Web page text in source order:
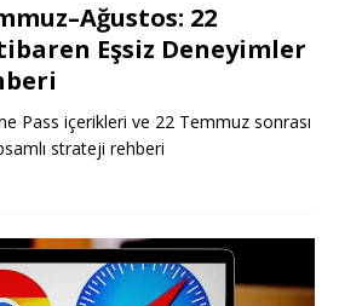
22
Eşsiz Deneyimler
Pass içerikleri ve 22 Temmuz sonrası
strateji rehberi